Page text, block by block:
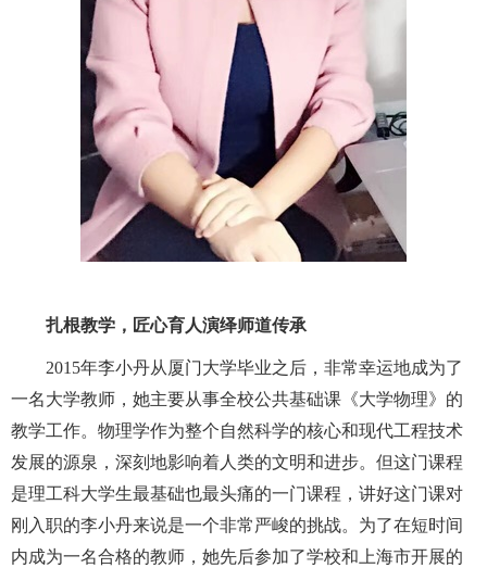
扎根教学，匠心育人演绎师道传承
2015年李小丹从厦门大学毕业之后，非常幸运地成为了
一名大学教师，她主要从事全校公共基础课《大学物理》的
教学工作。 物理学作为整个自然科学的核心和现代工程技术
发展的源泉，深刻地影响着人类的文明和进步。但这门课程
是理工科大学生最基础也最头痛的一门课程，讲好这门课对
刚入职的李小丹来说是一个非常严峻的挑战。为了在短时间
内成为一名合格的教师， 她先后参加了学校和上海市开展的